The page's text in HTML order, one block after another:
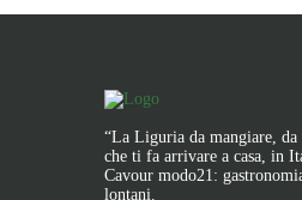
“La Liguria da mangiare,
che ti fa arrivare a casa, in
Cavour modo21:
lontani.